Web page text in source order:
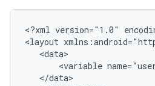
<?xml version="1.0"
<layout
<variable